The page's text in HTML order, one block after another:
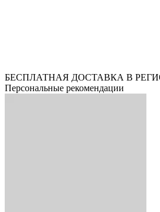
БЕСПЛАТНАЯ ДОСТАВКА В
Персональные рекомендации